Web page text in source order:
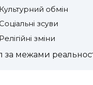
Культурний обмін
зсуви
Релігійні зміни
за межами